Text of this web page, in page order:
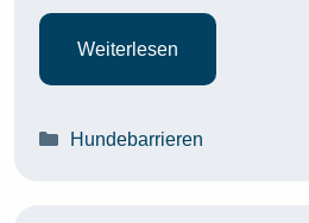
Weiterlesen
Kategorien
Hundebarrieren